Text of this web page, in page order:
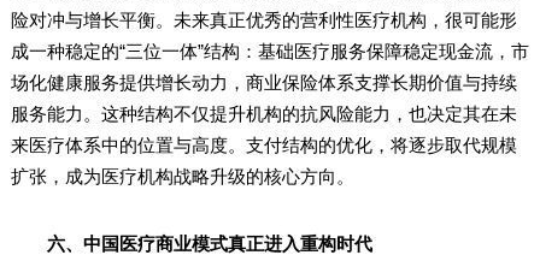
险对冲与增长平衡。未来真正优秀的营利性医疗机构，很可能形
成一种稳定的“三位一体”结构：基础医疗服务保障稳定现金流，市
场化健康服务提供增长动力，商业保险体系支撑长期价值与持续
服务能力。这种结构不仅提升机构的抗风险能力，也决定其在未
来医疗体系中的位置与高度。支付结构的优化，将逐步取代规模
扩张，成为医疗机构战略升级的核心方向。
六、中国医疗商业模式真正进入重构时代